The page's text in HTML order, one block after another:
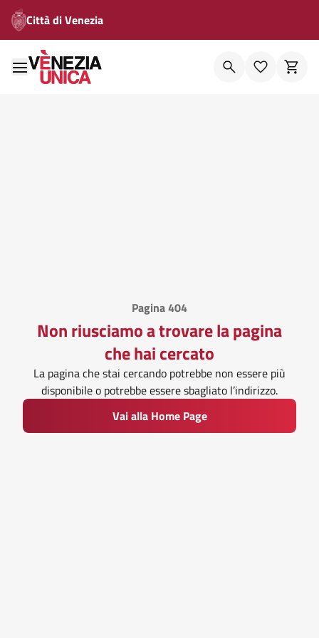
Città di Venezia
Pagina 404
Non riusciamo a trovare la pagina
che hai cercato
La pagina che stai cercando potrebbe non essere più
disponibile o potrebbe essere sbagliato l’indirizzo.
Vai alla Home Page